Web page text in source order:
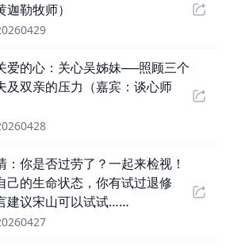
迦勒牧师）
爱的心：关心吴姊妹──照顾三个
及双亲的压力（嘉宾：谈心师
：你是否过劳了？一起来检视！
己的生命状态，你有试过退修
建议宋山可以试试……